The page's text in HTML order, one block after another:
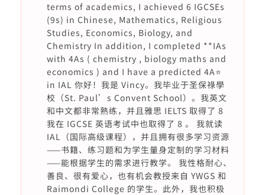
terms of academics, I achieved 6 IGCSEs
(9s) in Chinese, Mathematics, Religious
Studies, Economics, Biology, and
Chemistry In addition, I completed **IAs
with 4As ( chemistry , biology maths and
economics ) and I have a predicted 4A⭐️
in IAL 你好！我是 Vincy。我毕业于圣保祿學
校（St. Paul’s Convent School）。我英文
和中文都非常熟练，并且雅思 IELTS 取得了 8
我在 IGCSE 英语考试中也取得了 8 。 我就读
IAL（国际高级课程），并且拥有很多学习资源
——书籍、练习题和为学生量身定制的学习材料
——能根据学生的需求进行教学。 我性格耐心、
善良、很有爱心，也有机会教授来自 YWGS 和
Raimondi College 的学生。此外，我也积极